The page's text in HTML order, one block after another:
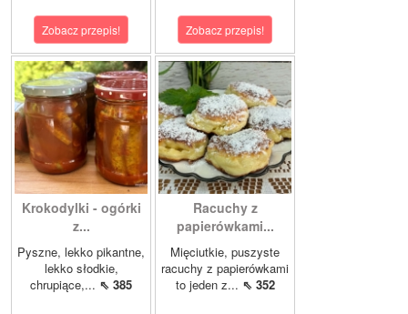
Zobacz przepis! Zobacz przepis!
Krokodylki - ogórki
z...
Pyszne, lekko pikantne,
lekko słodkie,
chrupiące,... ⇖ 385
Racuchy z
papierówkami...
Mięciutkie, puszyste
racuchy z papierówkami
to jeden z... ⇖ 352